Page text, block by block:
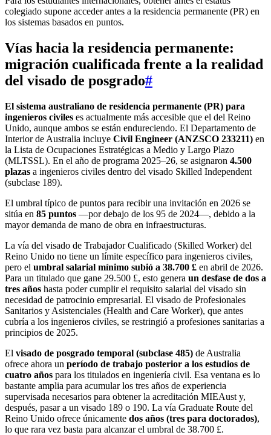
colegiado supone acceder antes a la residencia permanente (PR) en
los sistemas basados en puntos.
Vías hacia la residencia permanente:
migración cualificada frente a la realidad
del visado de posgrado#
El sistema australiano de residencia permanente (PR) para
ingenieros civiles es actualmente más accesible que el del Reino
Unido, aunque ambos se están endureciendo. El Departamento de
Interior de Australia incluye Civil Engineer (ANZSCO 233211) en
la Lista de Ocupaciones Estratégicas a Medio y Largo Plazo
(MLTSSL). En el año de programa 2025–26, se asignaron 4.500
plazas a ingenieros civiles dentro del visado Skilled Independent
(subclase 189).
El umbral típico de puntos para recibir una invitación en 2026 se
sitúa en 85 puntos —por debajo de los 95 de 2024—, debido a la
mayor demanda de mano de obra en infraestructuras.
La vía del visado de Trabajador Cualificado (Skilled Worker) del
Reino Unido no tiene un límite específico para ingenieros civiles,
pero el umbral salarial mínimo subió a 38.700 £ en abril de 2026.
Para un titulado que gane 29.500 £, esto genera un desfase de dos a
tres años hasta poder cumplir el requisito salarial del visado sin
necesidad de patrocinio empresarial. El visado de Profesionales
Sanitarios y Asistenciales (Health and Care Worker), que antes
cubría a los ingenieros civiles, se restringió a profesiones sanitarias a
principios de 2025.
El visado de posgrado temporal (subclase 485) de Australia
ofrece ahora un período de trabajo posterior a los estudios de
cuatro años para los titulados en ingeniería civil. Esa ventana es lo
bastante amplia para acumular los tres años de experiencia
supervisada necesarios para obtener la acreditación MIEAust y,
después, pasar a un visado 189 o 190. La vía Graduate Route del
Reino Unido ofrece únicamente dos años (tres para doctorados),
lo que rara vez basta para alcanzar el umbral de 38.700 £.